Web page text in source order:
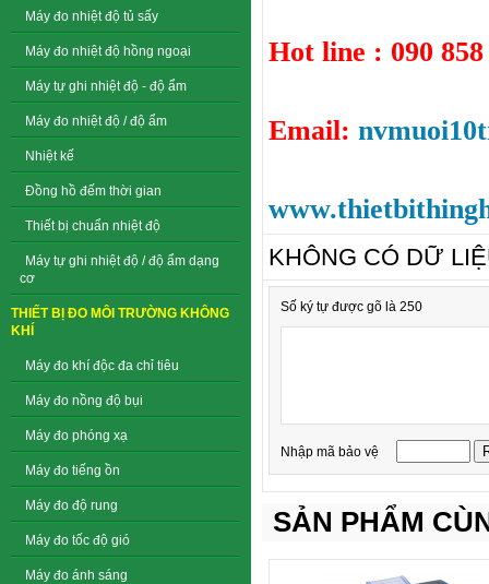
Máy đo nhiệt độ tủ sấy
Máy đo nhiệt độ hồng ngoại
Máy tự ghi nhiệt độ - độ ẩm
Máy đo nhiệt độ / độ ẩm
Nhiệt kế
Đồng hồ đếm thời gian
Thiết bị chuẩn nhiệt độ
Máy tự ghi nhiệt độ / độ ẩm dạng
cơ
THIẾT BỊ ĐO MÔI TRƯỜNG KHÔNG
KHÍ
Máy đo khí độc đa chỉ tiêu
Máy đo nồng độ bụi
Máy đo phóng xạ
Máy đo tiếng ồn
Máy đo độ rung
Máy đo tốc độ gió
Máy đo ánh sáng
Hot line : 090 858
Email:
KHÔNG CÓ DỮ
Số ký tự được gõ là 250
Nhập mã bảo vệ
SẢN PHẨM